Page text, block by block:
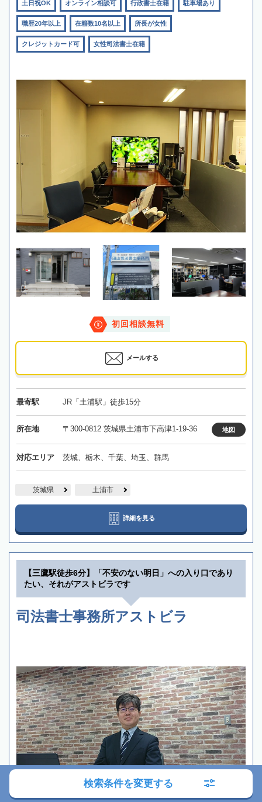
土日祝OK オンライン相談可 行政書士在籍 駐車場あり
職歴20年以上 在籍数10名以上 所長が女性
クレジットカード可 女性司法書士在籍
初回相談無料
メールする
最寄駅 JR「土浦駅」徒歩15分
所在地 〒300-0812 茨城県土浦市下高津1-19-36 地図
対応エリア 茨城、栃木、千葉、埼玉、群馬
茨城県 土浦市
詳細を見る
【三鷹駅徒歩6分】「不安のない明日」への入り口であり
たい、それがアストビラです
司法書士事務所アストビラ
検索条件を変更する